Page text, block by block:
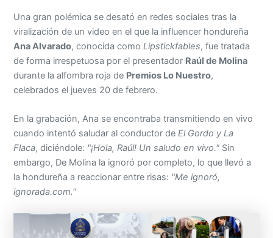
Una gran polémica se desató en redes sociales tras la
viralización de un video en el que la influencer hondureña
Ana Alvarado, conocida comoLipstickfables, fue tratada
de forma irrespetuosa por el presentador Raúl de Molina
durante la alfombra roja de Premios Lo Nuestro,
celebrados el jueves 20 de febrero.
En la grabación, Ana se encontraba transmitiendo en vivo
cuando intentó saludar al conductor deEl Gordo y La
Flaca, diciéndole: "¡Hola, Raúl! Un saludo en vivo." Sin
embargo, De Molina la ignoró por completo, lo que llevó a
la hondureña a reaccionar entre risas: "Me ignoró,
ignorada.com."